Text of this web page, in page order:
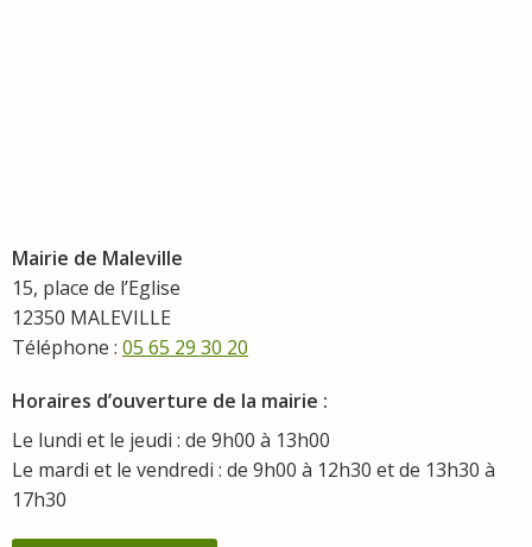
Mairie de Maleville
15, place de l’Eglise
12350 MALEVILLE
Téléphone : 05 65 29 30 20
Horaires d’ouverture de la mairie :
Le lundi et le jeudi : de 9h00 à 13h00
Le mardi et le vendredi : de 9h00 à 12h30 et de 13h30 à
17h30